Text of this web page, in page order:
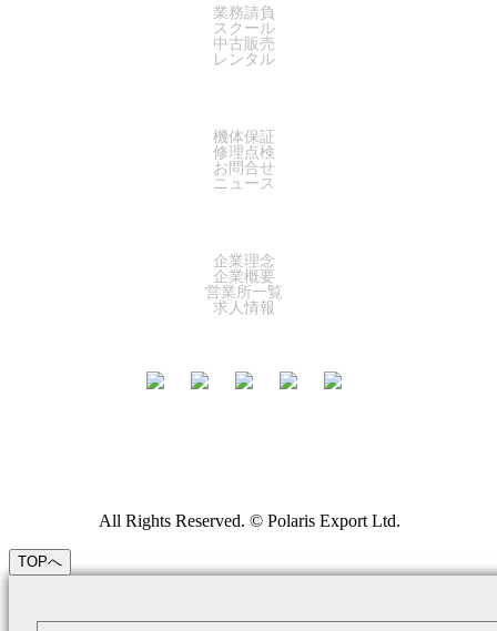
業務請負
スクール
中古販売
レンタル
機体保証
修理点検
お問合せ
ニュース
企業理念
企業概要
営業所一覧
求人情報
All Rights Reserved. © Polaris Export Ltd.
TOPへ